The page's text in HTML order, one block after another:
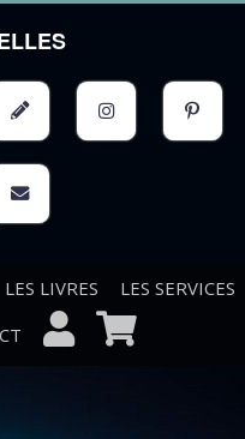
LES LIVRES
LES SERVICES